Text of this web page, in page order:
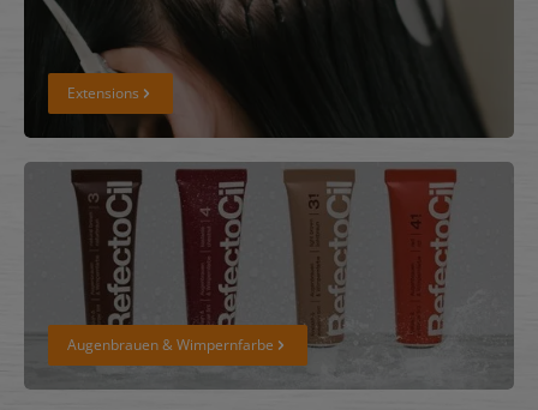
Extensions
Augenbrauen & Wimpernfarbe
Augenbrauen & Wimpernfarbe